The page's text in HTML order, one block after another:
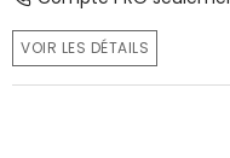
VOIR LES DÉTAILS